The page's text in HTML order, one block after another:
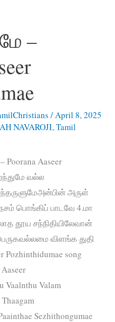
–
/April 8, 2025
NAVAROJI,Tamil
Aaseer
வல்ல
அருள்
பொங்கிப் பாடவே 4.மா
தூய சந்நிதியிலேவான்
விளங்க துதி
Pozhinthidumae song
Vaalnthu Valam
Sezhithongumae